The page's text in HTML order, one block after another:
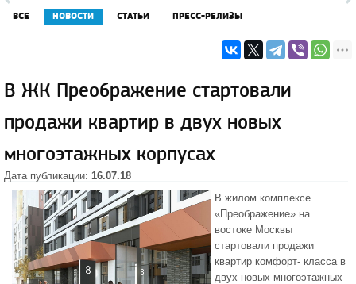
ВСЕ НОВОСТИ СТАТЬИ ПРЕСС-РЕЛИЗЫ
В ЖК Преображение стартовали
продажи квартир в двух новых
многоэтажных корпусах
Дата публикации: 16.07.18
В жилом комплексе
«Преображение» на
востоке Москвы
стартовали продажи
квартир комфорт- класса в
двух новых многоэтажных